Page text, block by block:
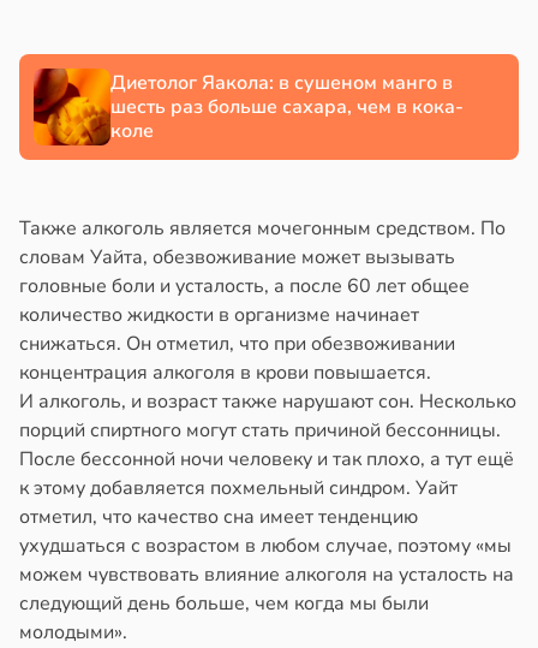
16:23
Диетолог Яакола: в сушеном манго в
шесть раз больше сахара, чем в кока-
коле
Также алкоголь является мочегонным средством. По
словам Уайта, обезвоживание может вызывать
головные боли и усталость, а после 60 лет общее
количество жидкости в организме начинает
снижаться. Он отметил, что при обезвоживании
концентрация алкоголя в крови повышается.
И алкоголь, и возраст также нарушают сон. Несколько
порций спиртного могут стать причиной бессонницы.
После бессонной ночи человеку и так плохо, а тут ещё
к этому добавляется похмельный синдром. Уайт
отметил, что качество сна имеет тенденцию
ухудшаться с возрастом в любом случае, поэтому «мы
можем чувствовать влияние алкоголя на усталость на
следующий день больше, чем когда мы были
молодыми».
19:13
17:02